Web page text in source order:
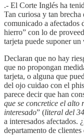
.- El Corte Inglés ha
Tan curiosa y tan
comunicado a
hierro” con lo de
tarjeta puede suponer
Declaran que no hay
que no propongan
tarjeta, o alguna que
del ojo cuidao con el
parece decir que han
que se concretice el alto
interesado” (literal del
a interesados afectados.
departamento de